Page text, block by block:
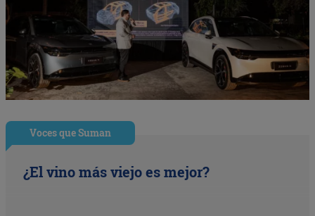
Voces que Suman
¿El vino más viejo es mejor?